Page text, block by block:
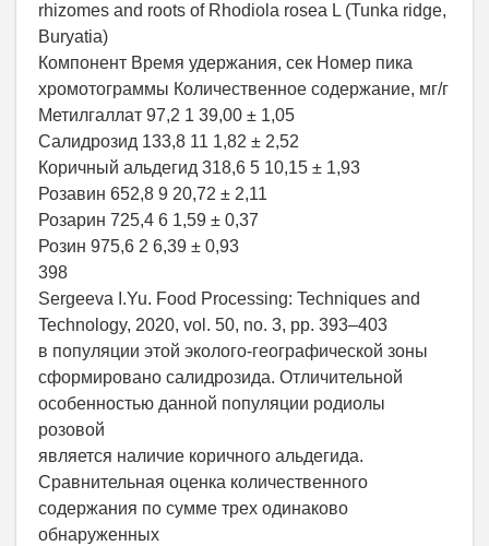
rhizomes and roots of Rhodiola rosea L (Tunka ridge,
Buryatia)
Компонент Время удержания, сек Номер пика
хромотограммы Количественное содержание, мг/г
Метилгаллат 97,2 1 39,00 ± 1,05
Салидрозид 133,8 11 1,82 ± 2,52
Коричный альдегид 318,6 5 10,15 ± 1,93
Розавин 652,8 9 20,72 ± 2,11
Розарин 725,4 6 1,59 ± 0,37
Розин 975,6 2 6,39 ± 0,93
398
Sergeeva I.Yu. Food Processing: Techniques and
Technology, 2020, vol. 50, no. 3, pp. 393–403
в популяции этой эколого-географической зоны
сформировано салидрозида. Отличительной
особенностью данной популяции родиолы
розовой
является наличие коричного альдегида.
Сравнительная оценка количественного
содержания по сумме трех одинаково
обнаруженных